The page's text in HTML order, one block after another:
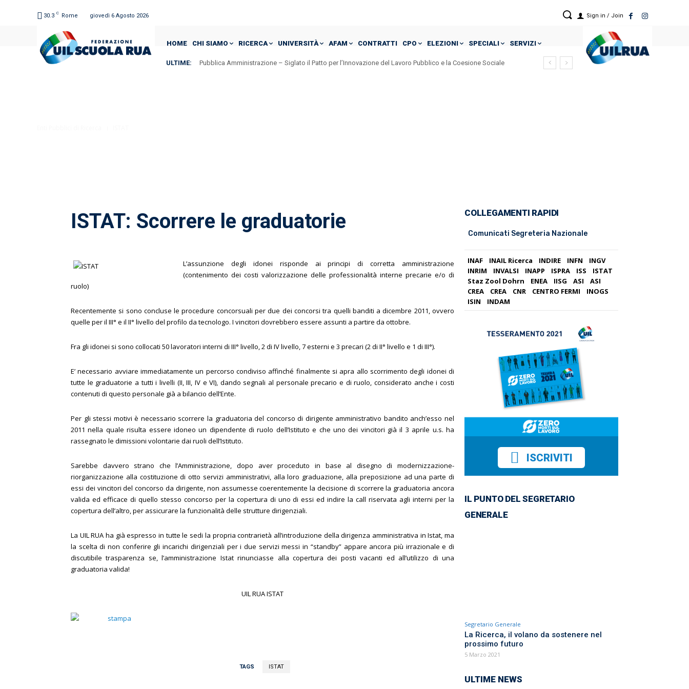
30.3 C Rome giovedì 6 Agosto 2026 Sign in / Join
HOME CHI SIAMO RICERCA UNIVERSITÀ AFAM CONTRATTI CPO ELEZIONI SPECIALI SERVIZI
ULTIME: Pubblica Amministrazione – Siglato il Patto per l’Innovazione del Lavoro Pubblico e la Coesione Sociale
ISTAT: Scorrere le graduatorie
L’assunzione degli idonei risponde ai principi di corretta amministrazione
(contenimento dei costi valorizzazione delle professionalità interne precarie e/o di
ruolo)
Recentemente si sono concluse le procedure concorsuali per due dei concorsi tra quelli banditi a dicembre 2011, ovvero
quelle per il III° e il II° livello del profilo da tecnologo. I vincitori dovrebbero essere assunti a partire da ottobre.
Fra gli idonei si sono collocati 50 lavoratori interni di III° livello, 2 di IV livello, 7 esterni e 3 precari (2 di II° livello e 1 di III°).
E’ necessario avviare immediatamente un percorso condiviso affinché finalmente si apra allo scorrimento degli idonei di
tutte le graduatorie a tutti i livelli (II, III, IV e VI), dando segnali al personale precario e di ruolo, considerato anche i costi
contenuti di questo personale già a bilancio dell’Ente.
Per gli stessi motivi è necessario scorrere la graduatoria del concorso di dirigente amministrativo bandito anch’esso nel
2011 nella quale risulta essere idoneo un dipendente di ruolo dell’Istituto e che uno dei vincitori già il 3 aprile u.s. ha
rassegnato le dimissioni volontarie dai ruoli dell’Istituto.
Sarebbe davvero strano che l’Amministrazione, dopo aver proceduto in base al disegno di modernizzazione-
riorganizzazione alla costituzione di otto servizi amministrativi, alla loro graduazione, alla preposizione ad una parte di
essi dei vincitori del concorso da dirigente, non assumesse coerentemente la decisione di scorrere la graduatoria ancora
valida ed efficace di quello stesso concorso per la copertura di uno di essi ed indire la call riservata agli interni per la
copertura dell’altro, per assicurare la funzionalità delle strutture dirigenziali.
La UIL RUA ha già espresso in tutte le sedi la propria contrarietà all’introduzione della dirigenza amministrativa in Istat, ma
la scelta di non conferire gli incarichi dirigenziali per i due servizi messi in “standby” appare ancora più irrazionale e di
discutibile trasparenza se, l’amministrazione Istat rinunciasse alla copertura dei posti vacanti ed all’utilizzo di una
graduatoria valida!
UIL RUA ISTAT
TAGS ISTAT
COLLEGAMENTI RAPIDI
Comunicati Segreteria Nazionale
INAF INAIL Ricerca INDIRE INFN
INGV
INRIM
INVALSI INAPP ISPRA ISS
ISTAT
Staz Zool Dohrn
ENEA IISG ASI
ASI
CREA
CREA CNR CENTRO FERMI
INOGS
ISIN
INDAM
ISCRIVITI
IL PUNTO DEL SEGRETARIO
GENERALE
Segretario Generale
La Ricerca, il volano da sostenere nel
prossimo futuro
5 Marzo 2021
ULTIME NEWS